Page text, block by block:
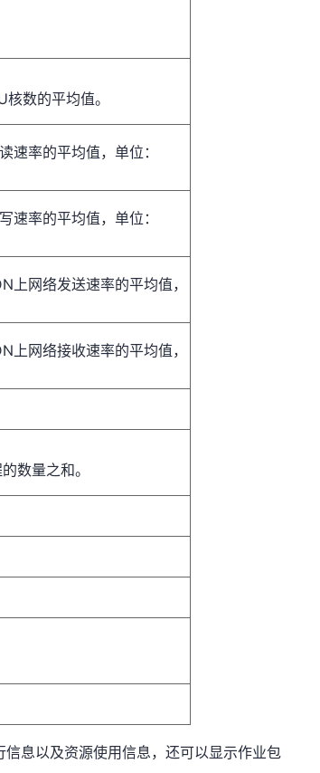
数的平均值。
速率的平均值，单位：
速率的平均值，单位：
上网络发送速率的平均值，
上网络接收速率的平均值，
数量之和。
息以及资源使用信息，还可以显示作业包